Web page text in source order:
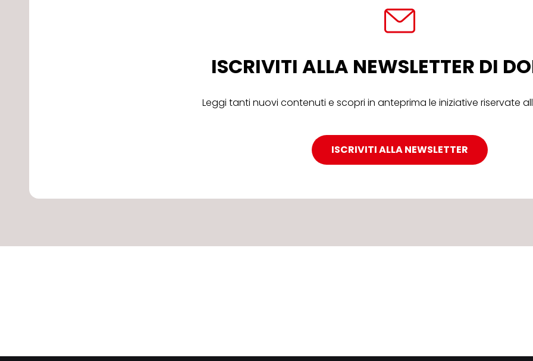
ISCRIVITI ALLA NEWSLETTER DI
Leggi tanti nuovi contenuti e scopri in anteprima le iniziative riservate
ISCRIVITI ALLA NEWSLETTER